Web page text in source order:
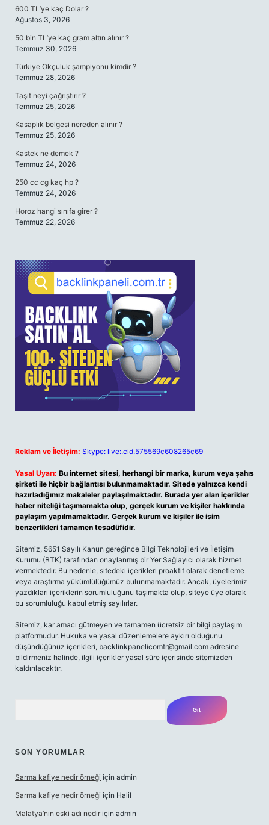
600 TL’ye kaç Dolar ?
Ağustos 3, 2026
50 bin TL’ye kaç gram altın alınır ?
Temmuz 30, 2026
Türkiye Okçuluk şampiyonu kimdir ?
Temmuz 28, 2026
Taşıt neyi çağrıştırır ?
Temmuz 25, 2026
Kasaplık belgesi nereden alınır ?
Temmuz 25, 2026
Kastek ne demek ?
Temmuz 24, 2026
250 cc cg kaç hp ?
Temmuz 24, 2026
Horoz hangi sınıfa girer ?
Temmuz 22, 2026
Reklam ve İletişim: Skype: live:.cid.575569c608265c69
Yasal Uyarı: Bu internet sitesi, herhangi bir marka, kurum veya şahıs
şirketi ile hiçbir bağlantısı bulunmamaktadır. Sitede yalnızca kendi
hazırladığımız makaleler paylaşılmaktadır. Burada yer alan içerikler
haber niteliği taşımamakta olup, gerçek kurum ve kişiler hakkında
paylaşım yapılmamaktadır. Gerçek kurum ve kişiler ile isim
benzerlikleri tamamen tesadüfidir.
Sitemiz, 5651 Sayılı Kanun gereğince Bilgi Teknolojileri ve İletişim
Kurumu (BTK) tarafından onaylanmış bir Yer Sağlayıcı olarak hizmet
vermektedir. Bu nedenle, sitedeki içerikleri proaktif olarak denetleme
veya araştırma yükümlülüğümüz bulunmamaktadır. Ancak, üyelerimiz
yazdıkları içeriklerin sorumluluğunu taşımakta olup, siteye üye olarak
bu sorumluluğu kabul etmiş sayılırlar.
Sitemiz, kar amacı gütmeyen ve tamamen ücretsiz bir bilgi paylaşım
platformudur. Hukuka ve yasal düzenlemelere aykırı olduğunu
düşündüğünüz içerikleri, backlinkpanelicomtr@gmail.com adresine
bildirmeniz halinde, ilgili içerikler yasal süre içerisinde sitemizden
kaldırılacaktır.
SON YORUMLAR
Sarma kafiye nedir örneği için admin
Sarma kafiye nedir örneği için Halil
Malatya’nın eski adı nedir için admin